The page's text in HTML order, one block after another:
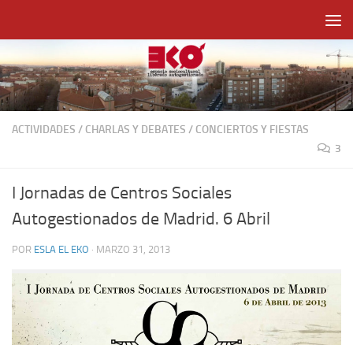
ACTIVIDADES / CHARLAS Y DEBATES / CONCIERTOS Y FIESTAS
3
I Jornadas de Centros Sociales
Autogestionados de Madrid. 6 Abril
POR ESLA EL EKO · MARZO 31, 2013